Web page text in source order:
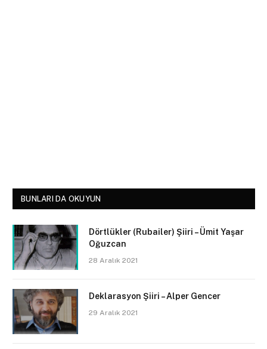
BUNLARI DA OKUYUN
Dörtlükler (Rubailer) Şiiri – Ümit Yaşar
Oğuzcan
28 Aralık 2021
Deklarasyon Şiiri – Alper Gencer
29 Aralık 2021